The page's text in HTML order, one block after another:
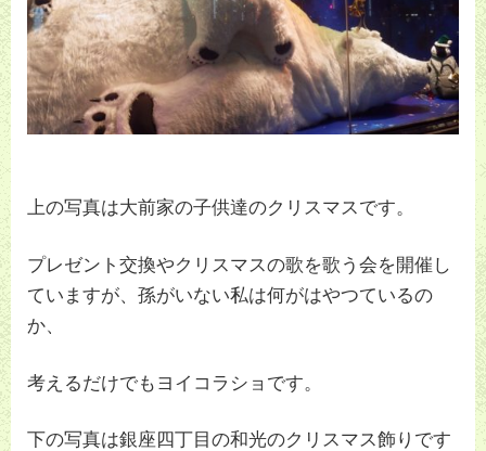
上の写真は大前家の子供達のクリスマスです。
プレゼント交換やクリスマスの歌を歌う会を開催し
ていますが、孫がいない私は何がはやつているの
か、
考えるだけでもヨイコラショです。
下の写真は銀座四丁目の和光のクリスマス飾りです